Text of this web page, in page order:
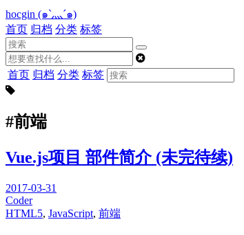
hocgin (๑`灬´๑)
首页 归档 分类 标签
首页 归档 分类 标签
#前端
Vue.js项目 部件简介 (未完待续)
2017-03-31
Coder
HTML5, JavaScript, 前端